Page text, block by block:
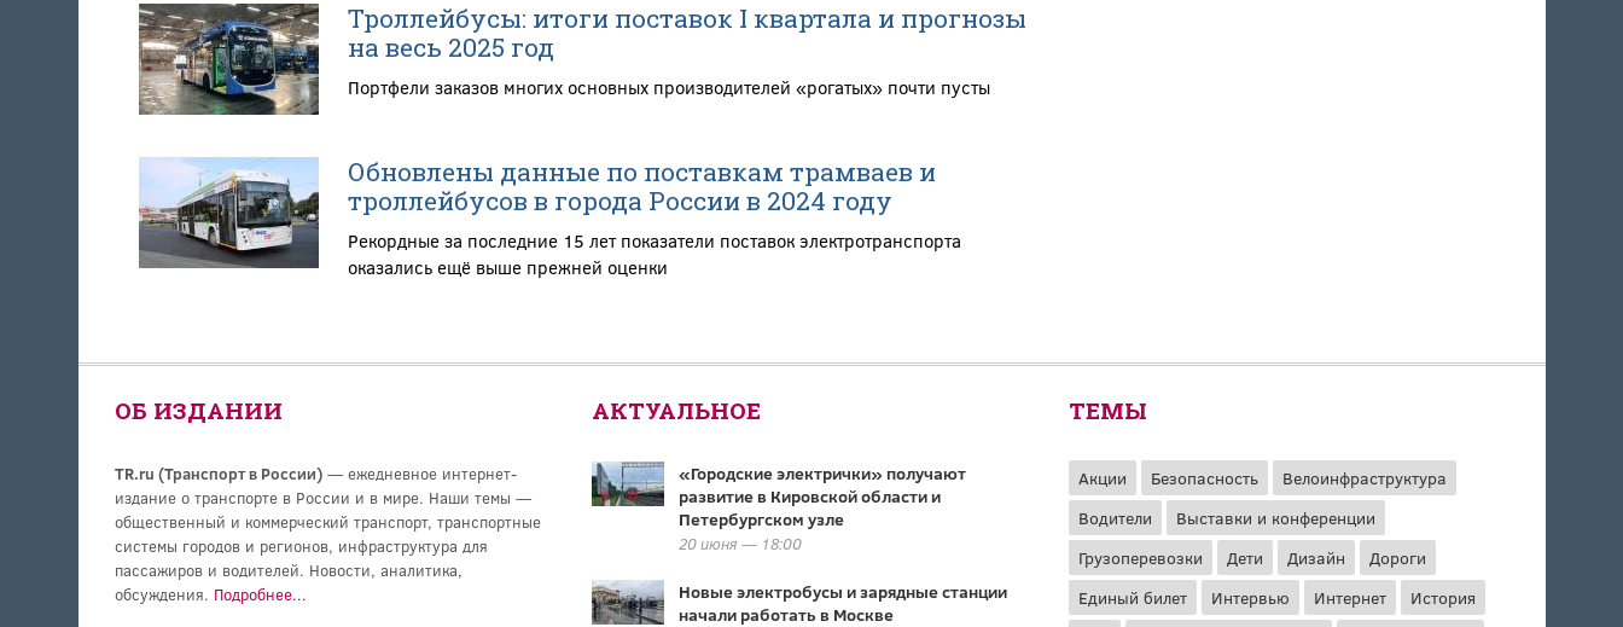
Троллейбусы: итоги поставок I квартала и прогнозы
на весь 2025 год
Портфели заказов многих основных производителей «рогатых» почти пусты
Обновлены данные по поставкам трамваев и
троллейбусов в города России в 2024 году
Рекордные за последние 15 лет показатели поставок электротранспорта
оказались ещё выше прежней оценки
ОБ ИЗДАНИИ
TR.ru (Транспорт в России)— ежедневное интернет-
издание о транспорте в России и в мире. Наши темы —
общественный и коммерческий транспорт, транспортные
системы городов и регионов, инфраструктура для
пассажиров и водителей. Новости, аналитика,
обсуждения. Подробнее...
АКТУАЛЬНОЕ
«Городские электрички» получают
развитие в Кировской области и
Петербургском узле
20 июня — 18:00
Новые электробусы и зарядные станции
начали работать в Москве
ТЕМЫ
Акции Безопасность
Велоинфраструктура
Водители
Выставки и конференции
Грузоперевозки
Дети Дизайн
Дороги
Единый билет
Интервью Интернет
История